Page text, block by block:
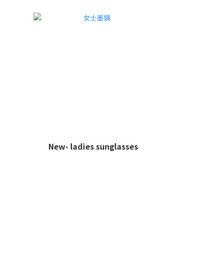
New- ladies sunglasses